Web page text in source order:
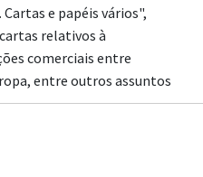
e papéis vários",
relativos à
comerciais entre
entre outros assuntos